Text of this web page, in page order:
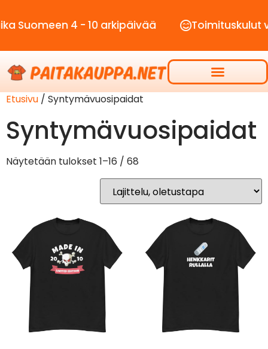
4 - 10 arkipäivää Toimituskulut
Etusivu / Syntymävuosipaidat
Syntymävuosipaidat
Näytetään tulokset 1–16 / 68